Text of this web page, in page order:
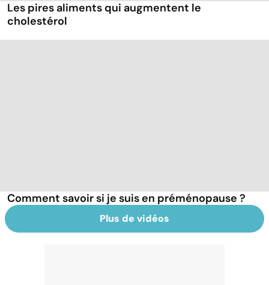
Les pires aliments qui augmentent le
cholestérol
Comment savoir si je suis en préménopause ?
Plus de vidéos